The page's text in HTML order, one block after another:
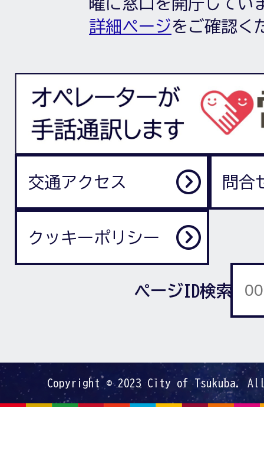
詳細ページをご確認く
交通アクセス 問合
クッキーポリシー
ページID検索
Copyright © 2023 City of Tsukuba.